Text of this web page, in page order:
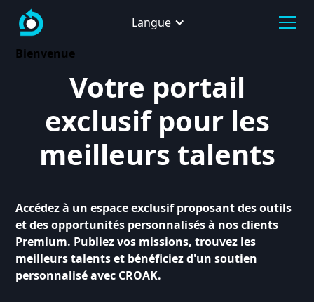
Langue
Bienvenue
Votre portail
exclusif pour les
meilleurs talents
Accédez à un espace exclusif proposant des outils
et des opportunités personnalisés à nos clients
Premium. Publiez vos missions, trouvez les
meilleurs talents et bénéficiez d'un soutien
personnalisé avec CROAK.